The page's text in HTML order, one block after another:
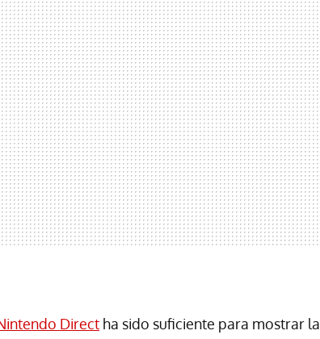
Direct ha sido suficiente para mostrar la